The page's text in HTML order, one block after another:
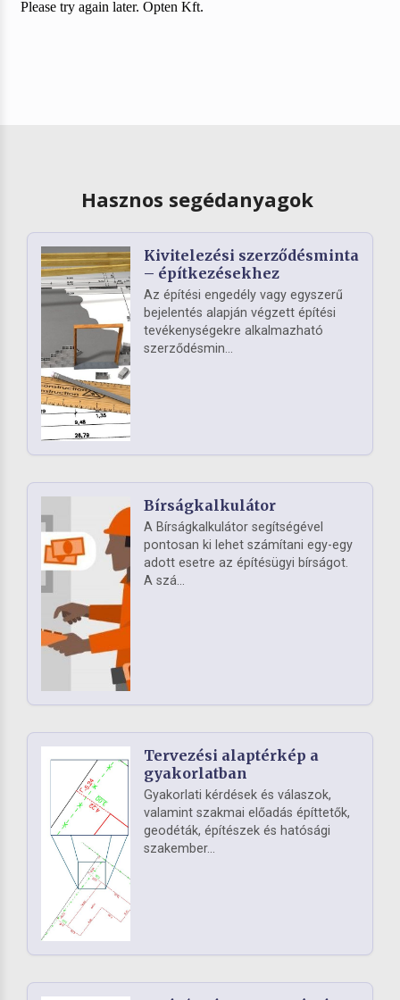
Hasznos segédanyagok
Kivitelezési szerződésminta
– építkezésekhez
Az építési engedély vagy egyszerű
bejelentés alapján végzett építési
tevékenységekre alkalmazható
szerződésmin...
Bírságkalkulátor
A Bírságkalkulátor segítségével
pontosan ki lehet számítani egy-egy
adott esetre az építésügyi bírságot.
A szá...
Tervezési alaptérkép a
gyakorlatban
Gyakorlati kérdések és válaszok,
valamint szakmai előadás építtetők,
geodéták, építészek és hatósági
szakember...